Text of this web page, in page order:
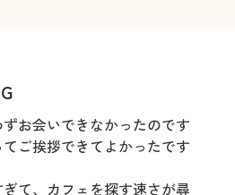
お会いできなかったのです
ご挨拶できてよかったです
て、カフェを探す速さが尋